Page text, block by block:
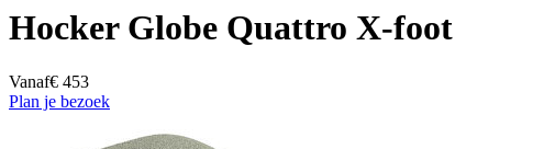
Hocker Globe Quattro X-foot
Vanaf€ 453
Plan je bezoek